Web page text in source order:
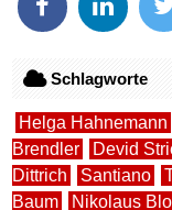
Schlagworte
Helga Hahnemann
Brendler
Devid
Dittrich
Santiano
Baum
Nikolaus